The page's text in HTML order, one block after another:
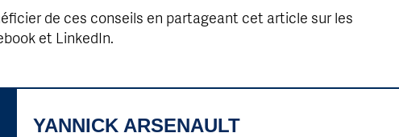
de ces conseils en partageant cet article sur les
et LinkedIn.
YANNICK ARSENAULT